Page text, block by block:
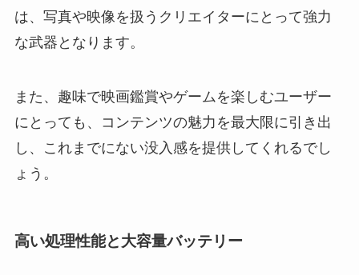
は、写真や映像を扱うクリエイターにとって強力
な武器となります。
また、趣味で映画鑑賞やゲームを楽しむユーザー
にとっても、コンテンツの魅力を最大限に引き出
し、これまでにない没入感を提供してくれるでし
ょう。
高い処理性能と大容量バッテリー